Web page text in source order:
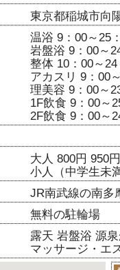
東京都稲城市向
温浴 9：00～25
岩盤浴 9：00～
整体 10：00～24
アカスリ 9：00
理美容 9：00～
1F飲食 9：00～
2F飲食 9：00～
大人 800円 950円
小人（中学生未
JR南武線の南多
無料の駐輪場
露天 岩盤浴 源
マッサージ・エ